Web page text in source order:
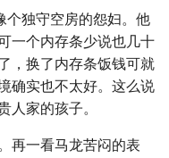
个独守空房的怨妇。他
一个内存条少说也几十
，换了内存条饭钱可就
确实也不太好。这么说
人家的孩子。
再一看马龙苦闷的表